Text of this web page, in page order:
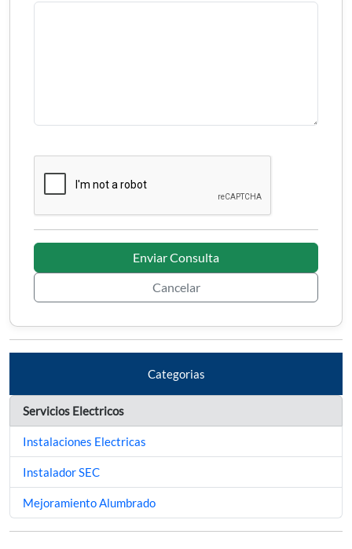
Enviar Consulta
Cancelar
Categorias
Servicios Electricos
Instalaciones Electricas
Instalador SEC
Mejoramiento Alumbrado